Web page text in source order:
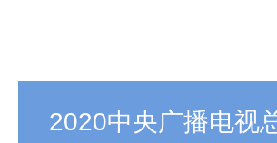
2020中央广播电视